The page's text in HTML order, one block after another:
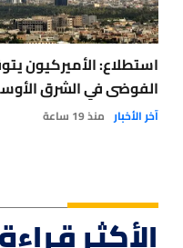
استطلاع: الأميركيون
الفوضى في الشرق
آخر الأخبار منذ 19 ساعة
الأكثر قراءة